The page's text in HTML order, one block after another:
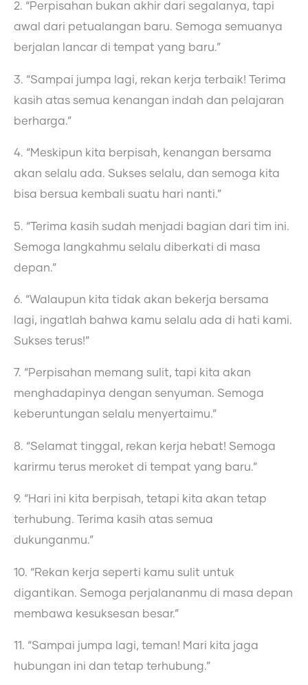
2. “Perpisahan bukan akhir dari segalanya, tapi
awal dari petualangan baru. Semoga semuanya
berjalan lancar di tempat yang baru.”
3. “Sampai jumpa lagi, rekan kerja terbaik! Terima
kasih atas semua kenangan indah dan pelajaran
berharga.”
4. “Meskipun kita berpisah, kenangan bersama
akan selalu ada. Sukses selalu, dan semoga kita
bisa bersua kembali suatu hari nanti.”
5. “Terima kasih sudah menjadi bagian dari tim ini.
Semoga langkahmu selalu diberkati di masa
depan.”
6. “Walaupun kita tidak akan bekerja bersama
lagi, ingatlah bahwa kamu selalu ada di hati kami.
Sukses terus!”
7. “Perpisahan memang sulit, tapi kita akan
menghadapinya dengan senyuman. Semoga
keberuntungan selalu menyertaimu.”
8. “Selamat tinggal, rekan kerja hebat! Semoga
karirmu terus meroket di tempat yang baru.”
9. “Hari ini kita berpisah, tetapi kita akan tetap
terhubung. Terima kasih atas semua
dukunganmu.”
10. “Rekan kerja seperti kamu sulit untuk
digantikan. Semoga perjalananmu di masa depan
membawa kesuksesan besar.”
11. “Sampai jumpa lagi, teman! Mari kita jaga
hubungan ini dan tetap terhubung.”